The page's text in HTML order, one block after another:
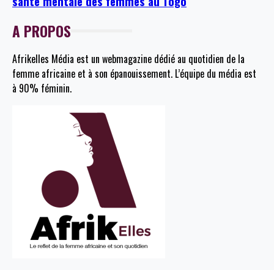
A PROPOS
Afrikelles Média est un webmagazine dédié au quotidien de la
femme africaine et à son épanouissement. L’équipe du média est
à 90% féminin.